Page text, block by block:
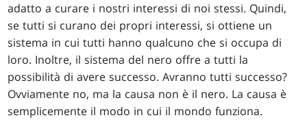
adatto a curare i nostri interessi di noi stessi. Quindi,
se tutti si curano dei propri interessi, si ottiene un
sistema in cui tutti hanno qualcuno che si occupa di
loro. Inoltre, il sistema del nero offre a tutti la
possibilità di avere successo. Avranno tutti successo?
Ovviamente no, ma la causa non è il nero. La causa è
semplicemente il modo in cui il mondo funziona.